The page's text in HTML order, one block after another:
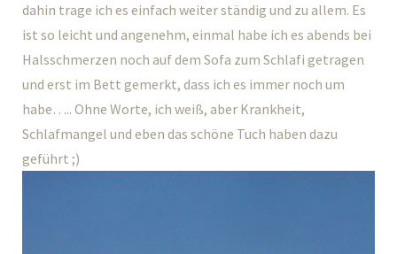
dahin trage ich es einfach weiter ständig und zu allem. Es
ist so leicht und angenehm, einmal habe ich es abends bei
Halsschmerzen noch auf dem Sofa zum Schlafi getragen
und erst im Bett gemerkt, dass ich es immer noch um
habe….. Ohne Worte, ich weiß, aber Krankheit,
Schlafmangel und eben das schöne Tuch haben dazu
geführt ;)